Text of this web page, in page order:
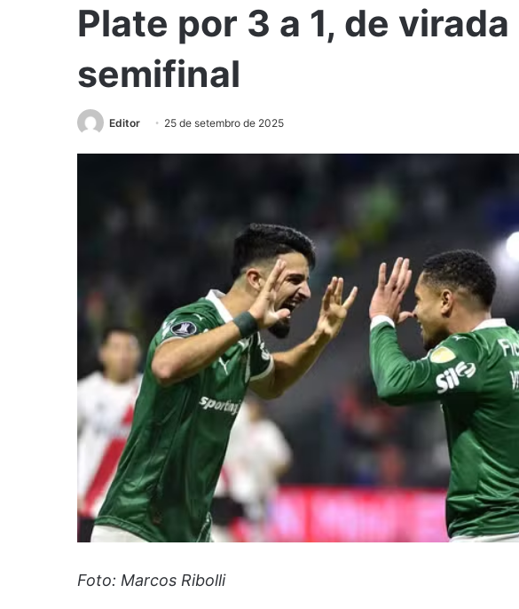
Plate por 3 a 1, de
semifinal
Editor 25 de setembro de 2025
Foto: Marcos Ribolli